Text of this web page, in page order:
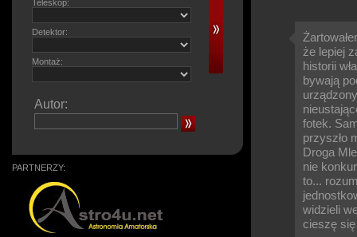
Teleskop:
Detektor:
Montaż:
Autor:
PARTNERZY:
że lepiej
historii
bywają
fotek.
przyszło
Droga
nie
to...
widzieli
cieszę